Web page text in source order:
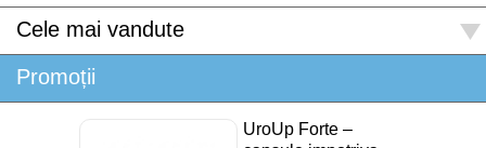
Cele mai vandute
Promoții
UroUp Forte –